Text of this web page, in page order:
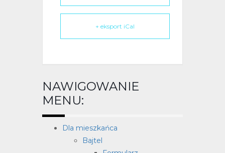
+ eksport iCal
NAWIGOWANIE
MENU:
Dla mieszkańca
Bajtel